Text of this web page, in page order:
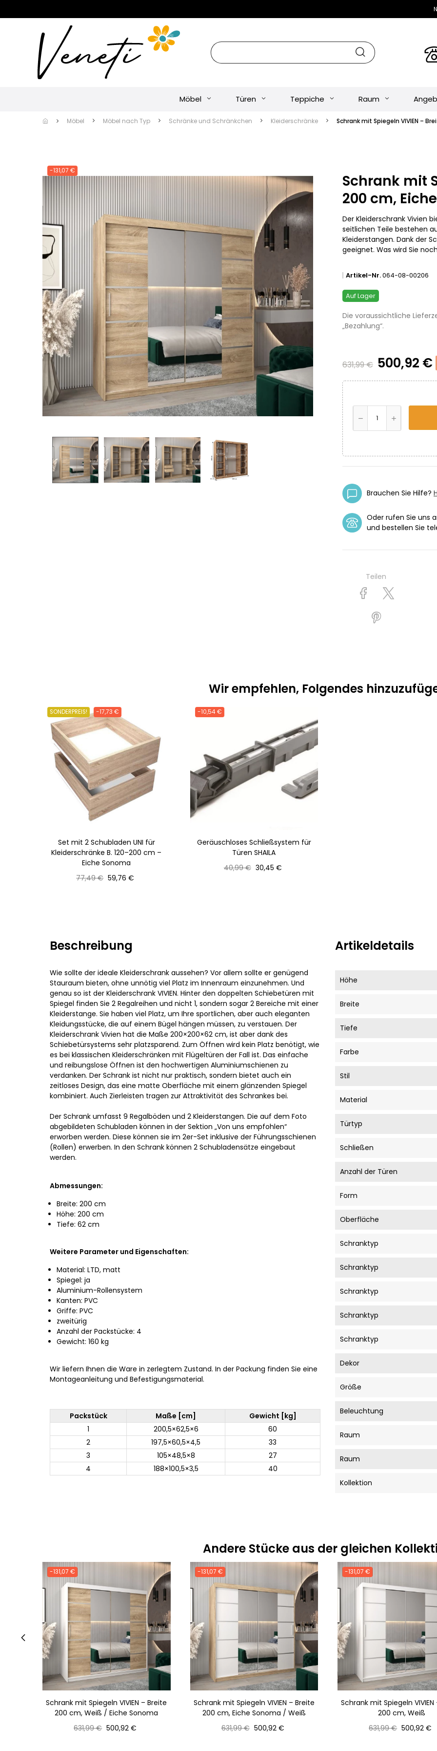
Möbel Türen Teppiche Raum
Möbel Möbel nach Typ Schränke und Schränkchen Kleiderschränke Schrank mit Spiegeln VIVIEN –
-131,07 €
Schrank mit
200 cm,
Der Kleiderschrank Vivien
seitlichen Teile bestehen
Kleiderstangen. Dank der
geeignet. Was wird Sie
Artikel-Nr.064-08-00206
Auf Lager
Die voraussichtliche
„Bezahlung“.
631,99 € 500,92 €
Brauchen Sie Hilfe?
Oder rufen Sie uns
und bestellen Sie
Teilen
Wir empfehlen, Folgendes
SONDERPREIS! -17,73 €
Set mit 2 Schubladen UNI für
Kleiderschränke B. 120–200 cm –
Eiche Sonoma
Normaler
77,49 € Preis
59,76 €
-10,54 €
Geräuschloses Schließsystem für
Türen SHAILA
Normaler
40,99 € Preis
30,45 €
Beschreibung
Wie sollte der ideale Kleiderschrank aussehen? Vor allem sollte er genügend
Stauraum bieten, ohne unnötig viel Platz im Innenraum einzunehmen. Und
genau so ist der Kleiderschrank VIVIEN. Hinter den doppelten Schiebetüren mit
Spiegel finden Sie 2 Regalreihen und nicht 1, sondern sogar 2 Bereiche mit einer
Kleiderstange. Sie haben viel Platz, um Ihre sportlichen, aber auch eleganten
Kleidungsstücke, die auf einem Bügel hängen müssen, zu verstauen. Der
Kleiderschrank Vivien hat die Maße 200×200×62 cm, ist aber dank des
Schiebetürsystems sehr platzsparend. Zum Öffnen wird kein Platz benötigt, wie
es bei klassischen Kleiderschränken mit Flügeltüren der Fall ist. Das einfache
und reibungslose Öffnen ist den hochwertigen Aluminiumschienen zu
verdanken. Der Schrank ist nicht nur praktisch, sondern bietet auch ein
zeitloses Design, das eine matte Oberfläche mit einem glänzenden Spiegel
kombiniert. Auch Zierleisten tragen zur Attraktivität des Schrankes bei.
Der Schrank umfasst 9 Regalböden und 2 Kleiderstangen. Die auf dem Foto
abgebildeten Schubladen können in der Sektion „Von uns empfohlen“
erworben werden. Diese können sie im 2er-Set inklusive der Führungsschienen
(Rollen) erwerben. In den Schrank können 2 Schubladensätze eingebaut
werden.
Abmessungen:
Breite: 200 cm
Höhe: 200 cm
Tiefe: 62 cm
Weitere Parameter und Eigenschaften:
Material: LTD, matt
Spiegel: ja
Aluminium-Rollensystem
Kanten: PVC
Griffe: PVC
zweitürig
Anzahl der Packstücke: 4
Gewicht: 160 kg
Wir liefern Ihnen die Ware in zerlegtem Zustand. In der Packung finden Sie eine
Montageanleitung und Befestigungsmaterial.
Packstück Maße [cm]
Gewicht [kg]
1
200,5×62,5×6
60
2
197,5×60,5×4,5
33
3
105×48,5×8
27
4
188×100,5×3,5 40
Artikeldetails
Höhe
Breite
Tiefe
Farbe
Stil
Material
Türtyp
Schließen
Anzahl der Türen
Form
Oberfläche
Schranktyp
Schranktyp
Schranktyp
Schranktyp
Schranktyp
Dekor
Größe
Beleuchtung
Raum
Raum
Kollektion
Andere Stücke aus der gleichen
-131,07 €
Schrank mit Spiegeln VIVIEN – Breite
200 cm, Weiß / Eiche Sonoma
Normaler
631,99 € Preis
500,92 €
-131,07 €
Schrank mit Spiegeln VIVIEN – Breite
200 cm, Eiche Sonoma / Weiß
Normaler
631,99 € Preis
500,92 €
-131,07 €
Schrank mit Spiegeln
200 cm, Weiß
Normaler
631,99 € Preis
500,92 €